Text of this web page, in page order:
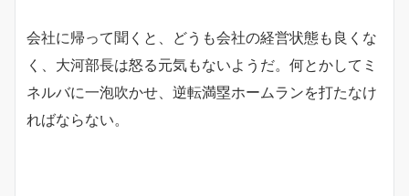
会社に帰って聞くと、どうも会社の経営状態も良くな
く、大河部長は怒る元気もないようだ。何とかしてミ
ネルバに一泡吹かせ、逆転満塁ホームランを打たなけ
ればならない。